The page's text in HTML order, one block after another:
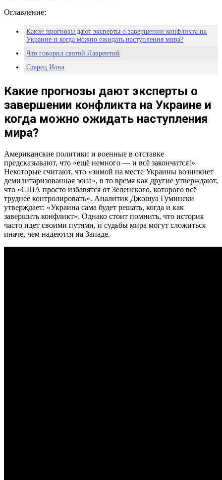
Оглавление:
Какие прогнозы дают эксперты о завершении конфликта на
Украине и когда можно ожидать наступления мира?
Что говорил святой Лаврентий
Старец Иона
Какие прогнозы дают эксперты о
завершении конфликта на Украине и
когда можно ожидать наступления
мира?
Американские политики и военные в отставке
предсказывают, что «ещё немного — и всё закончится!»
Некоторые считают, что «зимой на месте Украины возникнет
демилитаризованная зона», в то время как другие утверждают,
что «США просто избавятся от Зеленского, которого всё
труднее контролировать». Аналитик Джошуа Гумински
утверждает: «Украина сама будет решать, когда и как
завершить конфликт». Однако стоит помнить, что история
часто идет своими путями, и судьбы мира могут сложиться
иначе, чем надеются на Западе.